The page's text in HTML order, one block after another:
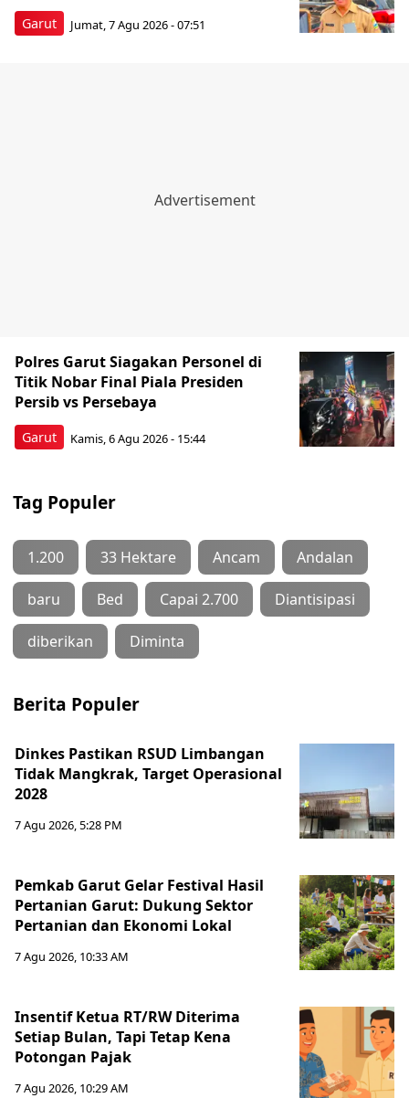
Garut Jumat, 7 Agu 2026 - 07:51
Garut
Polres Garut Siagakan Personel di
Titik Nobar Final Piala Presiden
Persib vs Persebaya
Kamis, 6 Agu 2026 - 15:44
Tag Populer
1.200 33 Hektare Ancam Andalan
baru Bed Capai 2.700 Diantisipasi
diberikan Diminta
Berita Populer
Dinkes Pastikan RSUD Limbangan
Tidak Mangkrak, Target Operasional
2028
7 Agu 2026, 5:28 PM
Pemkab Garut Gelar Festival Hasil
Pertanian Garut: Dukung Sektor
Pertanian dan Ekonomi Lokal
7 Agu 2026, 10:33 AM
Insentif Ketua RT/RW Diterima
Setiap Bulan, Tapi Tetap Kena
Potongan Pajak
7 Agu 2026, 10:29 AM